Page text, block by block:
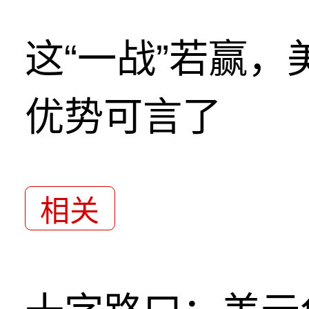
这“一战”若赢
优势可言了
相关